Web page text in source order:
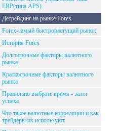
ERP(типа APS)
Детрейдинг на рынке Forex
Forex-самый быстрорастущий рынок
История Forex
Долгосрочные факторы валютного
рынка
Краткосрочные факторы валютного
рынка
Правильно выбрать время - залог
успеха
Что такое валютные корреляции и как
трейдеры их используют